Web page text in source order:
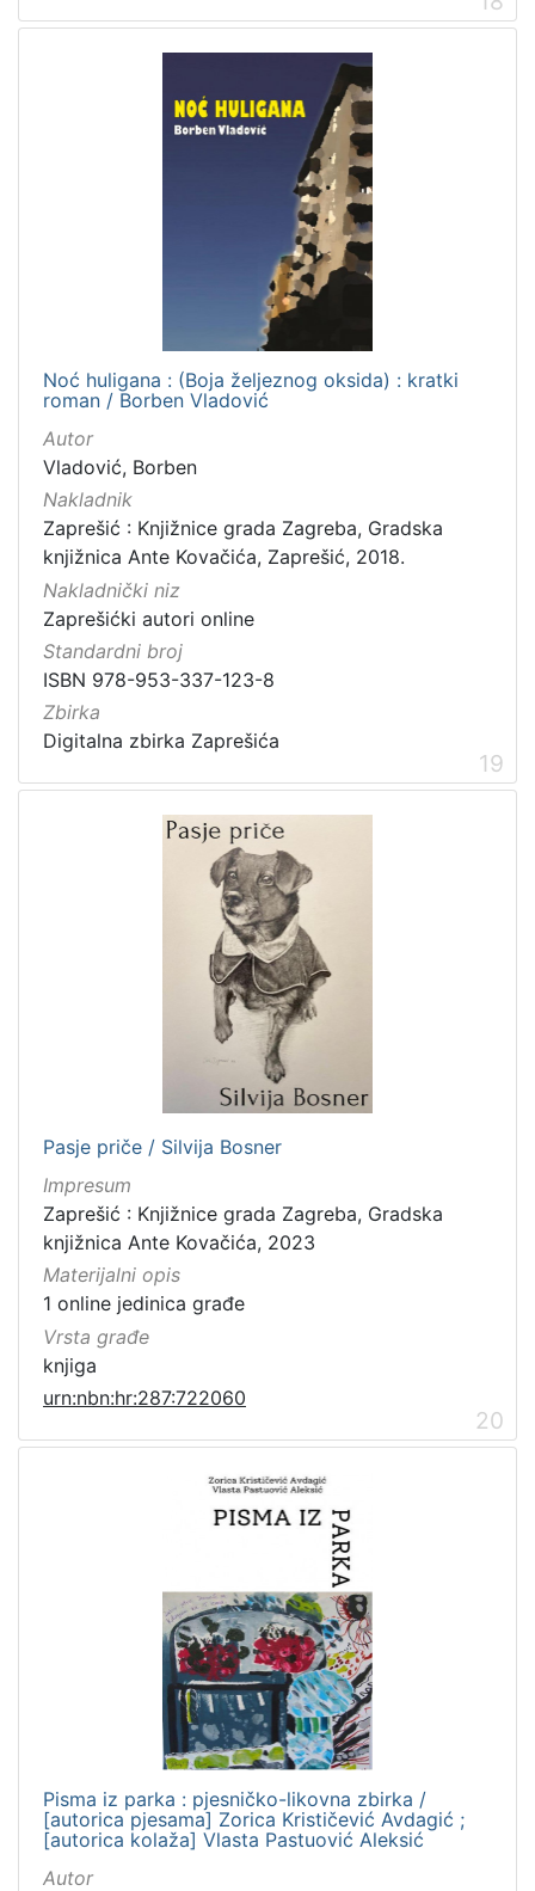
Noć huligana : (Boja željeznog oksida) : kratki
roman / Borben Vladović
Autor
Vladović, Borben
Nakladnik
Zaprešić : Knjižnice grada Zagreba, Gradska
knjižnica Ante Kovačića, Zaprešić, 2018.
Nakladnički niz
Zaprešićki autori online
Standardni broj
ISBN 978-953-337-123-8
Zbirka
Digitalna zbirka Zaprešića
19
Pasje priče / Silvija Bosner
Impresum
Zaprešić : Knjižnice grada Zagreba, Gradska
knjižnica Ante Kovačića, 2023
Materijalni opis
1 online jedinica građe
Vrsta građe
knjiga
urn:nbn:hr:287:722060
20
Pisma iz parka : pjesničko-likovna zbirka /
[autorica pjesama] Zorica Krističević Avdagić ;
[autorica kolaža] Vlasta Pastuović Aleksić
Autor